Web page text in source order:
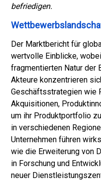
befriedigen.
Der Marktbericht für
wertvolle Einblicke,
fragmentierten Natur der
Akteure konzentrieren
Geschäftsstrategien wie
Akquisitionen,
um ihr Produktportfolio
in verschiedenen
Unternehmen führen
wie die Erweiterung von
in Forschung und
neuer